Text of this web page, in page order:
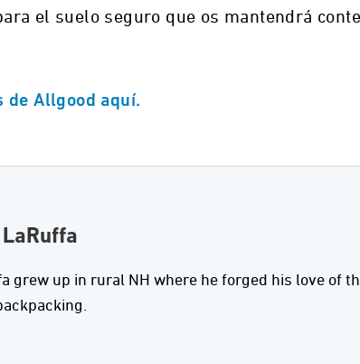
el suelo seguro que os mantendrá
de Allgood aquí.
grew up in rural NH where he forged his love of